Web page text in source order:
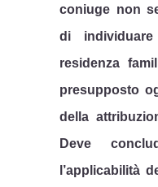
coniuge non
di
residenza
presupposto
della
Deve
l’applicabilità